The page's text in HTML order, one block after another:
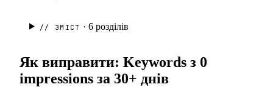
// ЗМІСТ · 6 розділів
Як виправити: Keywords з 0
impressions за 30+ днів